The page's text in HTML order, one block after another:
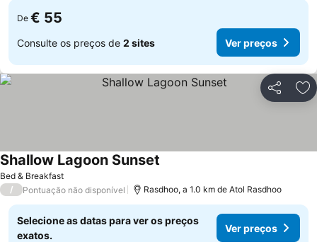
De € 55
Consulte os preços de 2 sites Ver preços
Partilhar
Bed & Breakfast
Shallow Lagoon Sunset
/ Pontuação não disponível Rasdhoo, a 1.0 km de Atol Rasdhoo
Selecione as datas para ver os preços
exatos.
Ver preços